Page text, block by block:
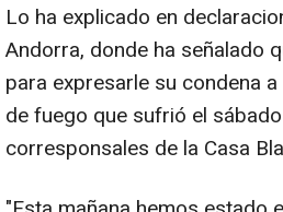
Lo ha explicado en
Andorra, donde ha señalado
para expresarle su condena
de fuego que sufrió el
corresponsales de la Casa